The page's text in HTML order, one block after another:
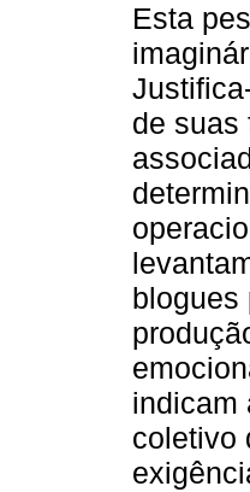
Esta
de suas
blogues
indicam
coletivo